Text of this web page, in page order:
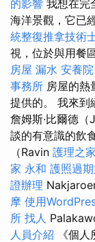
的影響 我想在完
海洋景觀，它已
統整復推拿技術
視，位於與用餐
房屋 漏水 安養
事務所 房屋的熱
提供的。 我來到
詹姆斯·比爾德
談的有意識的飲
（Ravin 護理之家
家 永和 護照過
證辦理
摩 使用
所 找人
人員介紹 《個